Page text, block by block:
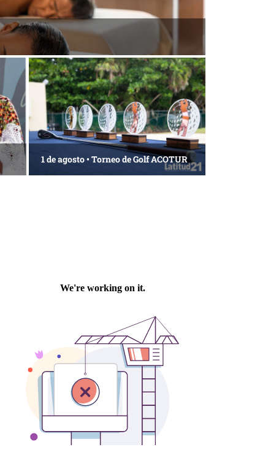
1 de agosto • Torneo de Golf ACOTUR